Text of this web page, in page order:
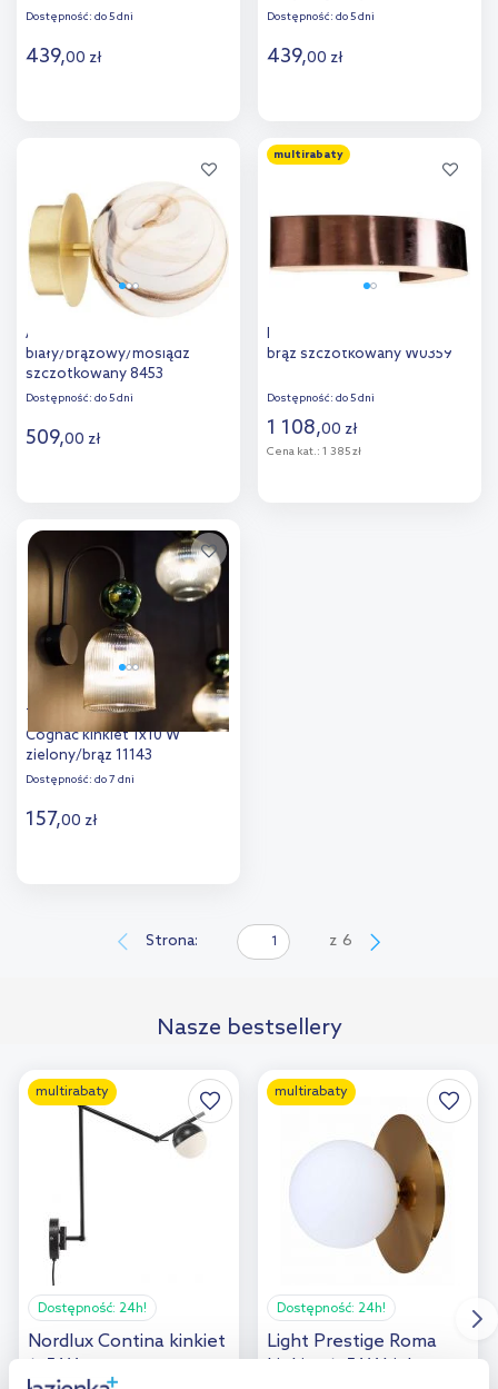
Dostępność: do 5 dni
439,00 zł
porównania
Dostępność: do 5 dni
439,00 zł
Dodaj do
Argon Fabio kinkiet 1x7W
biały/brązowy/mosiądz
szczotkowany 8453
Dostępność: do 5 dni
509,00 zł
Dodaj do
porównania
multirabaty
MaxLight Lotus kinkiet 1x7 W
brąz szczotkowany W0359
Dostępność: do 5 dni
1 108,00 zł
Cena kat.: 1 385 zł
TK Lighting Sophia Green
Cognac kinkiet 1x10 W
zielony/brąz 11143
Dostępność: do 7 dni
157,00 zł
Strona: z 6
Nasze bestsellery
multirabaty
Dostępność: 24h!
Nordlux Contina kinkiet
1x5 W czarny
multirabaty
Dostępność: 24h!
Light Prestige Roma
kinkiet 1x5 W biały-